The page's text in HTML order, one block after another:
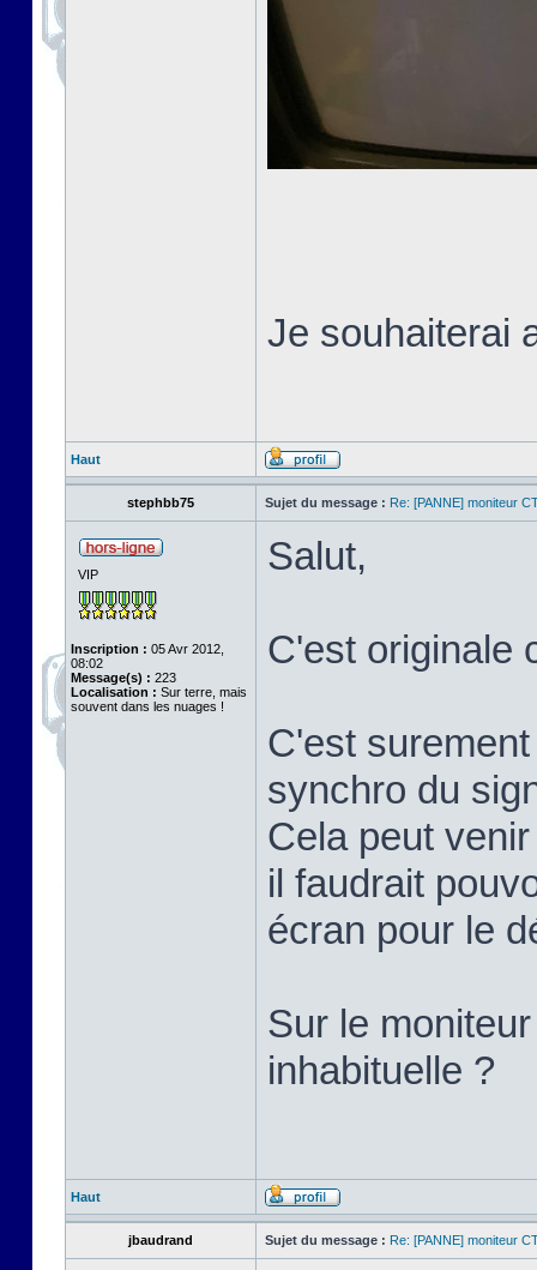
Je souhaiterai
Haut
stephbb75 Sujet du message : Re: [PANNE] moniteur
VIP
Inscription : 05 Avr 2012,
08:02
Message(s) : 223
Localisation : Sur terre, mais
souvent dans les nuages !
Salut,
C'est originale
C'est
synchro du
Cela peut
il faudrait
écran pour le
Sur le
inhabituelle ?
Haut
jbaudrand Sujet du message : Re: [PANNE] moniteur